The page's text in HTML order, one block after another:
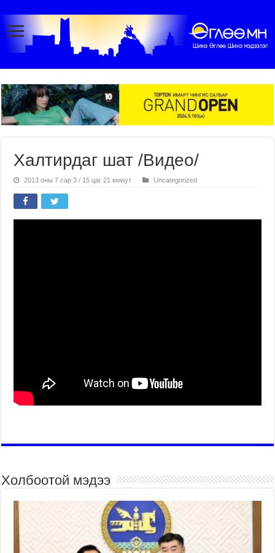
Халтирдаг шат /Видео/
2013 оны 7 сар 3 / 15 цаг 21 минут Uncategorized
Холбоотой мэдээ